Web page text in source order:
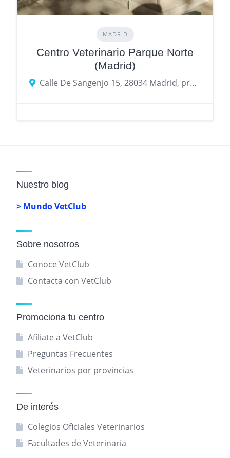
MADRID
Centro Veterinario Parque Norte
(Madrid)
Calle De Sangenjo 15, 28034 Madrid, provincia de Madrid, España
Nuestro blog
> Mundo VetClub
Sobre nosotros
Conoce VetClub
Contacta con VetClub
Promociona tu centro
Afíliate a VetClub
Preguntas Frecuentes
Veterinarios por provincias
De interés
Colegios Oficiales Veterinarios
Facultades de Veterinaria